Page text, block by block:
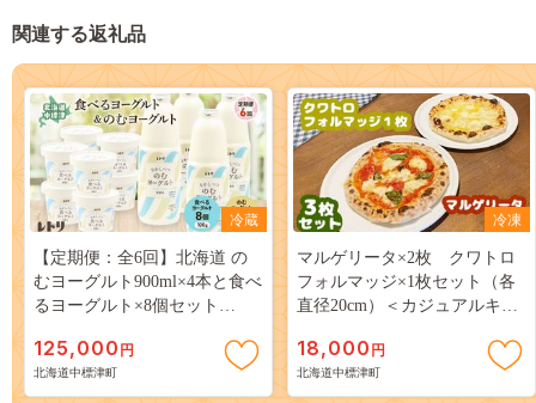
関連する返礼品
冷蔵
【定期便：全6回】北海道 の
むヨーグルト900ml×4本と食べ
るヨーグルト×8個セット
125,000 円
北海道中標津町
冷凍
マルゲリータ×2枚 クワトロ
フォルマッジ×1枚セット（各
直径20cm）＜カジュアルキッ
粉とチーズで焼き上げた、本
格石窯ピッツァ＞【5600702】
18,000 円
北海道中標津町